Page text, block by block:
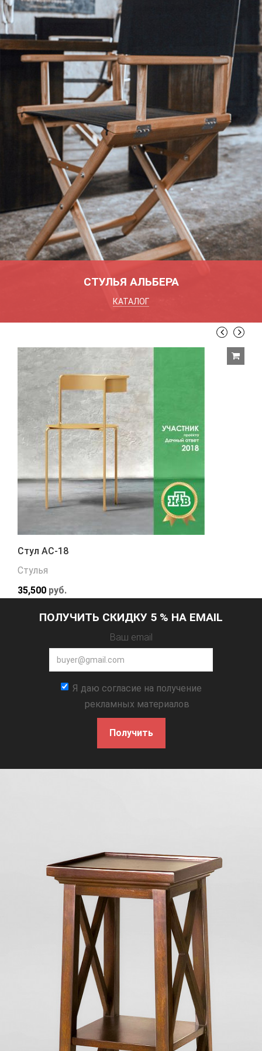
СТУЛЬЯ АЛЬБЕРА
КАТАЛОГ
Стул АС-18
Стулья
35,500 руб.
ПОЛУЧИТЬ СКИДКУ 5 % НА EMAIL
Ваш email
Я даю согласие на получение
рекламных материалов
Получить